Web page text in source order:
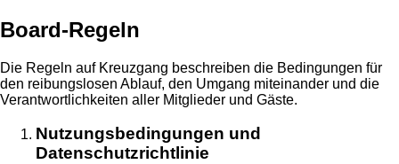
Board-Regeln
Die Regeln auf Kreuzgang beschreiben die Bedingungen für
den reibungslosen Ablauf, den Umgang miteinander und die
Verantwortlichkeiten aller Mitglieder und Gäste.
Nutzungsbedingungen und
Datenschutzrichtlinie